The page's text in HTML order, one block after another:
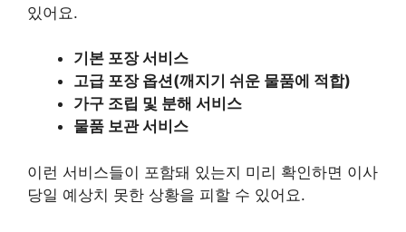
있어요.
기본 포장 서비스
고급 포장 옵션(깨지기 쉬운 물품에 적합)
가구 조립 및 분해 서비스
물품 보관 서비스
이런 서비스들이 포함돼 있는지 미리 확인하면 이사
당일 예상치 못한 상황을 피할 수 있어요.